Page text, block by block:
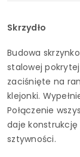
Skrzydło
Budowa
stalowej
zaciśnięte na
klejonki.
Połączenie
daje konstrukcję
sztywności.